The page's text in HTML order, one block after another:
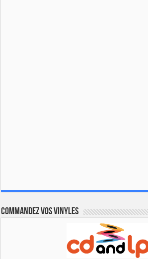
Commandez vos vinyles